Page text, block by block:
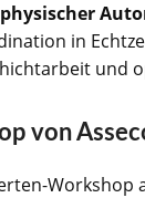
physischer
in
und
von
Workshop